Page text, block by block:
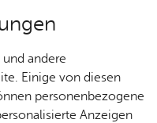
andere
Einige von diesen
personenbezogene
Anzeigen